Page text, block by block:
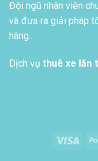
Đội ngũ nhân viên
và đưa ra giải pháp
hàng..
Dịch vụ thuê xe lăn
Visa